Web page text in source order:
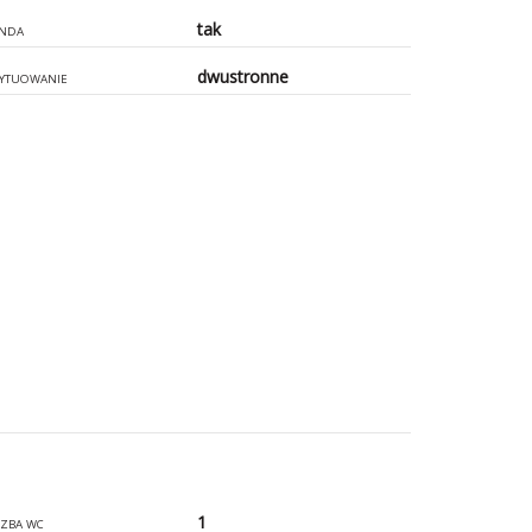
tak
dwustronne
WC 1